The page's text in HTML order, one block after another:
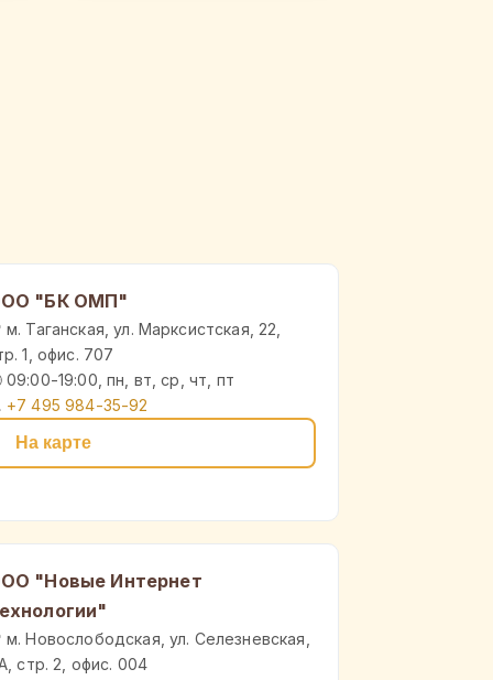
"БК ОМП"
м. Таганская, ул. Марксистская, 22,
1, офис. 707
09:00-19:00, пн, вт, ср, чт, пт
+7 495 984-35-92
На карте
"Новые Интернет
м. Новослободская, ул. Селезневская,
стр. 2, офис. 004